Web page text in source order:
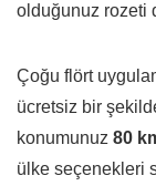
olduğunuz rozeti
Çoğu flört
ücretsiz bir
konumunuz 80
ülke seçenekleri